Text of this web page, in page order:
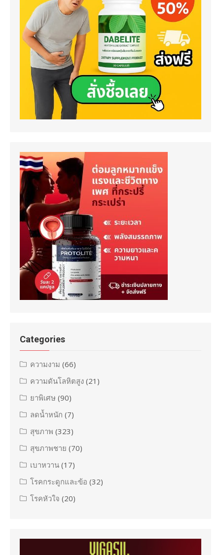
Categories
ความงาม (66)
ความดันโลหิตสูง (21)
ยาพิเศษ (90)
ลดน้ำหนัก (7)
สุขภาพ (323)
สุขภาพชาย (70)
เบาหวาน (17)
โรคกระดูกและข้อ (32)
โรคหัวใจ (20)